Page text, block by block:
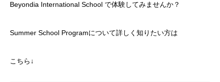
Beyondia International School で体験してみませんか？
Summer School Programについて詳しく知りたい方は
こちら↓